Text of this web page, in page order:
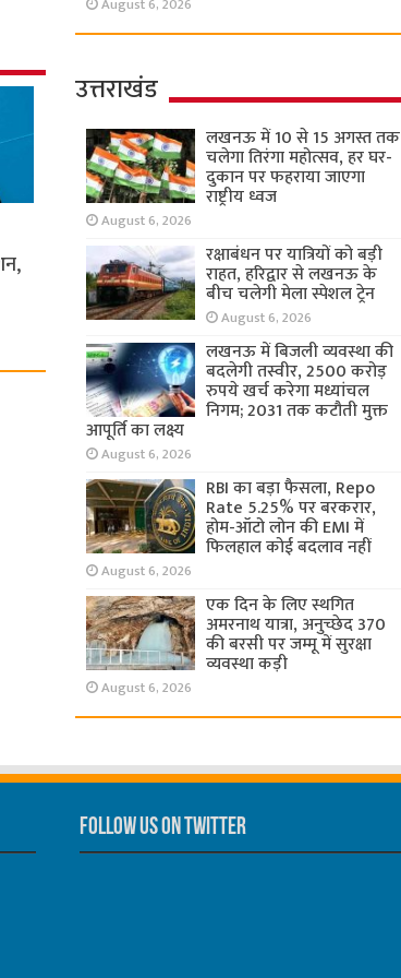
August 6, 2026
उत्तराखंड
लखनऊ में 10 से 15 अगस्त तक
चलेगा तिरंगा महोत्सव, हर घर-
दुकान पर फहराया जाएगा
राष्ट्रीय ध्वज
August 6, 2026
रक्षाबंधन पर यात्रियों को बड़ी
राहत, हरिद्वार से लखनऊ के
बीच चलेगी मेला स्पेशल ट्रेन
August 6, 2026
लखनऊ में बिजली व्यवस्था की
बदलेगी तस्वीर, 2500 करोड़
रुपये खर्च करेगा मध्यांचल
निगम; 2031 तक कटौती मुक्त
आपूर्ति का लक्ष्य
August 6, 2026
RBI का बड़ा फैसला, Repo
Rate 5.25% पर बरकरार,
होम-ऑटो लोन की EMI में
फिलहाल कोई बदलाव नहीं
August 6, 2026
एक दिन के लिए स्थगित
अमरनाथ यात्रा, अनुच्छेद 370
की बरसी पर जम्मू में सुरक्षा
व्यवस्था कड़ी
August 6, 2026
Follow us on Twitter